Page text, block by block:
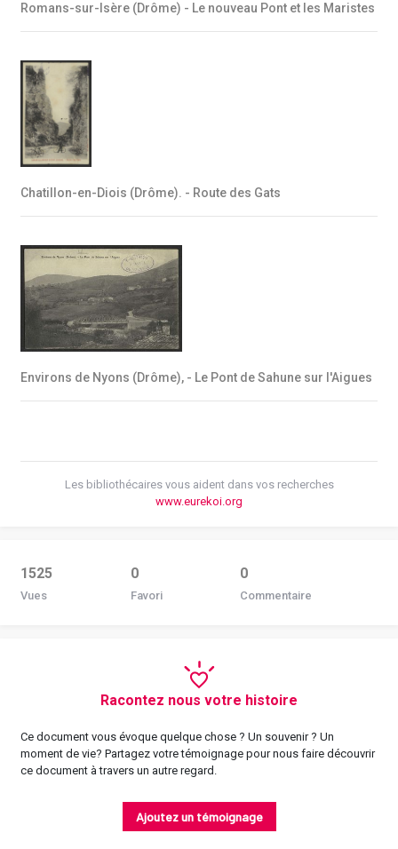
Romans-sur-Isère (Drôme) - Le nouveau Pont et les Maristes
Chatillon-en-Diois (Drôme). - Route des Gats
Environs de Nyons (Drôme), - Le Pont de Sahune sur l'Aigues
Les bibliothécaires vous aident dans vos recherches
www.eurekoi.org
1525
Vues
0
Favori
0
Commentaire
Racontez nous votre histoire
Ce document vous évoque quelque chose ? Un souvenir ? Un
moment de vie? Partagez votre témoignage pour nous faire découvrir
ce document à travers un autre regard.
Ajoutez un témoignage